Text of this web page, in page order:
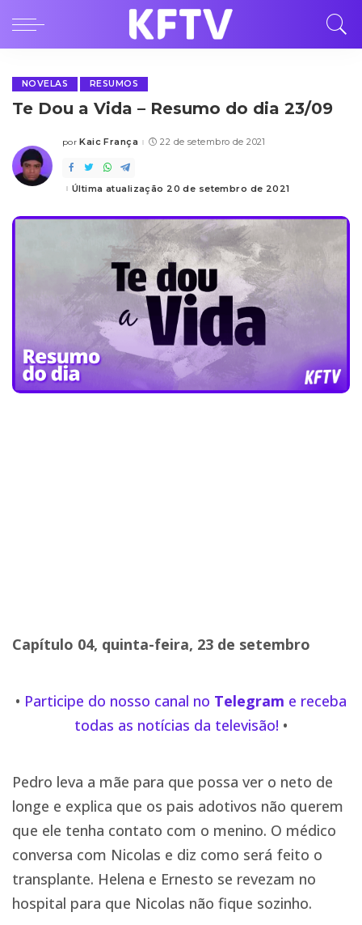
NOVELAS RESUMOS
Te Dou a Vida – Resumo do dia 23/09
Posted
por Kaic França 22 de setembro de 2021
Última atualização 20 de setembro de 2021
Capítulo 04, quinta-feira, 23 de setembro
• Participe do nosso canal no Telegram e receba
todas as notícias da televisão! •
Pedro leva a mãe para que possa ver o neto de
longe e explica que os pais adotivos não querem
que ele tenha contato com o menino. O médico
conversa com Nicolas e diz como será feito o
transplante. Helena e Ernesto se revezam no
hospital para que Nicolas não fique sozinho.